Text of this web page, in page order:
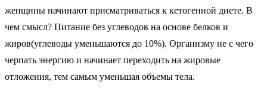
женщины начинают присматриваться к кетогенной диете. В
чем смысл? Питание без углеводов на основе белков и
жиров(углеводы уменьшаются до 10%). Организму не с чего
черпать энергию и начинает переходить на жировые
отложения, тем самым уменьшая объемы тела.